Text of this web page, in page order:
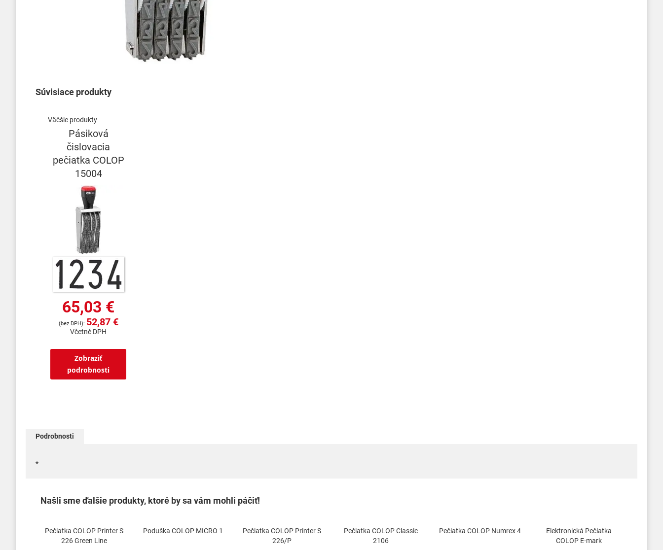
začiatok
Súvisiace produkty
Väčšie produkty
Pásiková
čislovacia
pečiatka COLOP
15004
65,03 €
52,87 €
Včetně DPH
Zobraziť
podrobnosti
Podrobnosti
*
Našli sme ďalšie produkty, ktoré by sa vám mohli páčiť!
Pečiatka COLOP Printer S
226 Green Line
Poduška COLOP MICRO 1
Pečiatka COLOP Printer S
226/P
Pečiatka COLOP Classic
2106
Pečiatka COLOP Numrex 4
Elektronická Pečiatka
COLOP E-mark